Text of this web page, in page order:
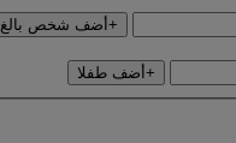
+أضف شخص بالغ
+أضف طفلا